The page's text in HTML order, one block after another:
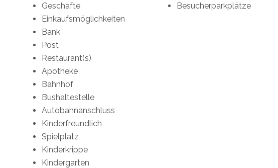
Geschäfte
Einkaufsmöglichkeiten
Bank
Post
Restaurant(s)
Apotheke
Bahnhof
Bushaltestelle
Autobahnanschluss
Kinderfreundlich
Spielplatz
Kinderkrippe
Kindergarten
Besucherparkplätze